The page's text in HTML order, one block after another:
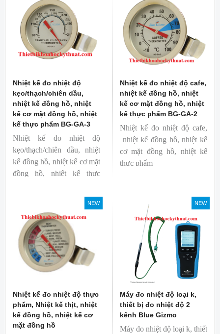
Nhiệt kế đo nhiệt độ
kẹo/thạch/chiên dầu,
nhiệt kế đồng hồ, nhiệt
kế cơ mặt đồng hồ, nhiệt
kế thực phẩm BG-GA-3
Nhiệt kế đo nhiệt độ
kẹo/thạch/chiên dầu, nhiệt
kế đồng hồ, nhiệt kế cơ mặt
đồng hồ, nhiệt kế thực
Thương hiệu: Blue Gizmo
Nhiệt kế đo nhiệt độ cafe,
nhiệt kế đồng hồ, nhiệt
kế cơ mặt đồng hồ, nhiệt
kế thực phẩm BG-GA-2
Nhiệt kế đo nhiệt độ cafe,
nhiệt kế đồng hồ, nhiệt kế
cơ mặt đồng hồ, nhiệt kế
thực phẩm
NEW
Nhiệt kế đo nhiệt độ thực
phẩm, Nhiệt kế thịt, nhiệt
kế đồng hồ, nhiệt kế cơ
mặt đồng hồ
NEW
Máy đo nhiệt độ loại k,
thiết bị đo nhiệt độ 2
kênh Blue Gizmo
Máy đo nhiệt độ loại k, thiết